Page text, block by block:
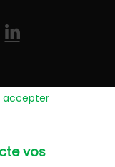
vos
accepter
LinkedIn
Bagneux